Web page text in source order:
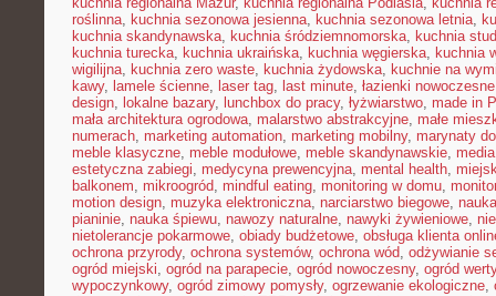
roślinna, kuchnia sezonowa jesienna, kuchnia sezonowa letnia,
kuchnia skandynawska, kuchnia śródziemnomorska, kuchnia
kuchnia turecka, kuchnia ukraińska, kuchnia węgierska, kuchnia
wigilijna, kuchnia zero waste, kuchnia żydowska, kuchnie na
kawy, lamele ścienne, laser tag, last minute, łazienki nowoczesne
design, lokalne bazary, lunchbox do pracy, łyżwiarstwo, made in
mała architektura ogrodowa, malarstwo abstrakcyjne, małe
numerach, marketing automation, marketing mobilny, marynaty
meble klasyczne, meble modułowe, meble skandynawskie,
estetyczna zabiegi, medycyna prewencyjna, mental health,
balkonem, mikroogród, mindful eating, monitoring w domu,
motion design, muzyka elektroniczna, narciarstwo biegowe,
pianinie, nauka śpiewu, nawozy naturalne, nawyki żywieniowe,
nietolerancje pokarmowe, obiady budżetowe, obsługa klienta
ochrona przyrody, ochrona systemów, ochrona wód, odżywianie
ogród miejski, ogród na parapecie, ogród nowoczesny, ogród
wypoczynkowy, ogród zimowy pomysły, ogrzewanie ekologiczne,